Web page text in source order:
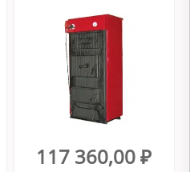
117 360,00 ₽